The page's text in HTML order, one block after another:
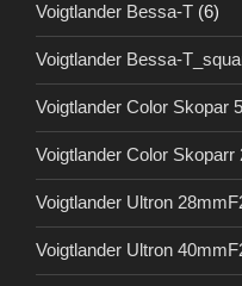
Voigtlander Bessa-T (6)
Voigtlander Bessa-
Voigtlander Color Skopar
Voigtlander Color Skoparr
Voigtlander Ultron
Voigtlander Ultron